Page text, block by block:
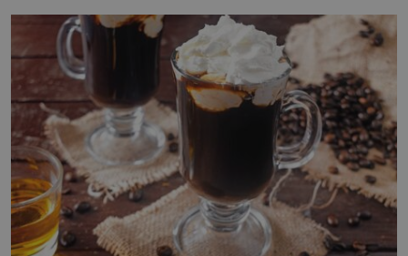
blízkosti. Nemusíte však zoufat. Pokud budete mít
promyšlený jídelníček, žadné pařáky si na vás